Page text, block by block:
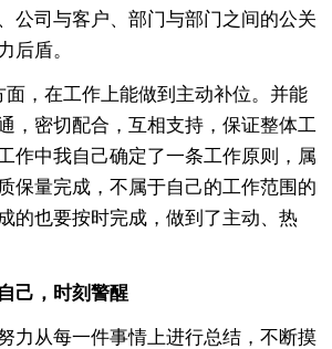
公司与客户、部门与部门之间的公关
后盾。
，在工作上能做到主动补位。并能
，密切配合，互相支持，保证整体工
作中我自己确定了一条工作原则，属
保量完成，不属于自己的工作范围的
的也要按时完成，做到了主动、热
己，时刻警醒
从每一件事情上进行总结，不断摸